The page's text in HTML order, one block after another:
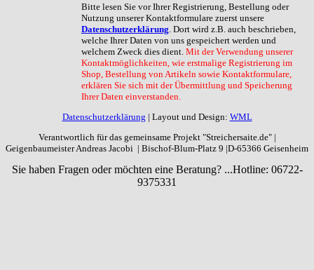
Bitte lesen Sie vor Ihrer Registrierung, Bestellung oder
Nutzung unserer Kontaktformulare zuerst unsere
Datenschutzerklärung . Dort wird z.B. auch beschrieben,
welche Ihrer Daten von uns gespeichert werden und
welchem Zweck dies dient. Mit der Verwendung unserer
Kontaktmöglichkeiten, wie erstmalige Registrierung im
Shop, Bestellung von Artikeln sowie Kontaktformulare,
erklären Sie sich mit der Übermittlung und Speicherung
Ihrer Daten einverstanden.
Datenschutzerklärung | Layout und Design: WML
Verantwortlich für das gemeinsame Projekt "Streichersaite.de" |
Geigenbaumeister Andreas Jacobi | Bischof-Blum-Platz 9 |D-65366 Geisenheim
Sie haben Fragen oder möchten eine Beratung? ...Hotline: 06722-
9375331